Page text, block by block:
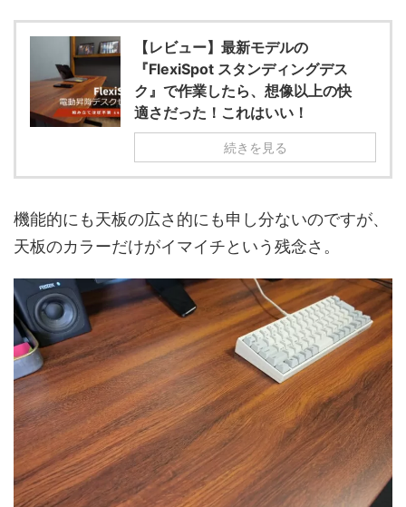
【レビュー】最新モデルの
『FlexiSpot スタンディングデス
ク』で作業したら、想像以上の快
適さだった！これはいい！
続きを見る
機能的にも天板の広さ的にも申し分ないのですが、
天板のカラーだけがイマイチという残念さ。